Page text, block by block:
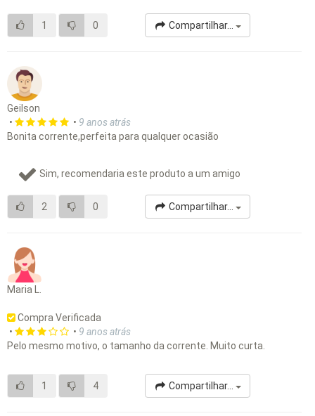
1 0 Compartilhar...
Geilson
•
• 9 anos atrás
Bonita corrente,perfeita para qualquer ocasião
Sim, recomendaria este produto a um amigo
2 0 Compartilhar...
Maria L.
Compra Verificada
•
• 9 anos atrás
Pelo mesmo motivo, o tamanho da corrente. Muito curta.
1 4 Compartilhar...